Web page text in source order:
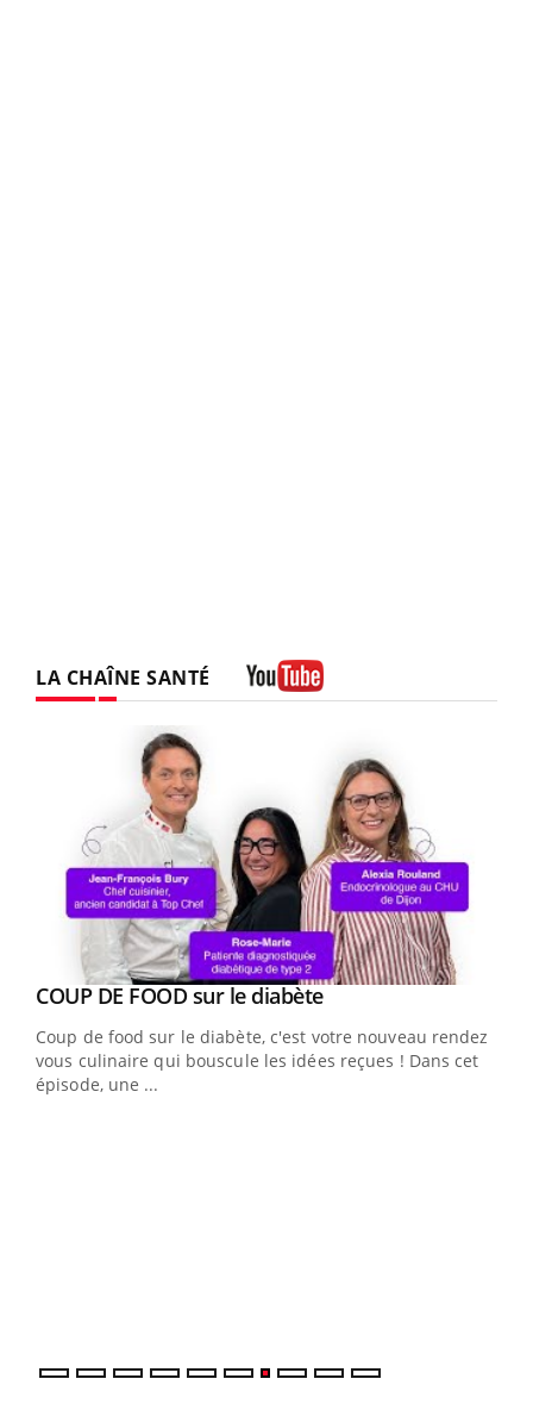
LA CHAÎNE SANTÉ
Youtube
COUP DE FOOD sur le diabèteYoutube
Coup de food sur le diabète, c'est votre nouveau rendez-
vous culinaire qui bouscule les idées reçues ! Dans cet
épisode, une ...